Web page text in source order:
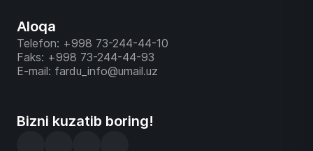
Aloqa
Telefon: +998 73-244-44-10
Faks: +998 73-244-44-93
E-mail: fardu_info@umail.uz
Bizni kuzatib boring!